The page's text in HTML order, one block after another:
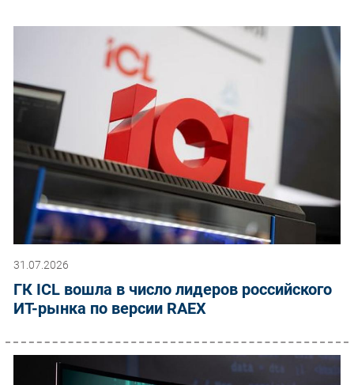
31.07.2026
ГК ICL вошла в число лидеров российского
ИТ-рынка по версии RAEX